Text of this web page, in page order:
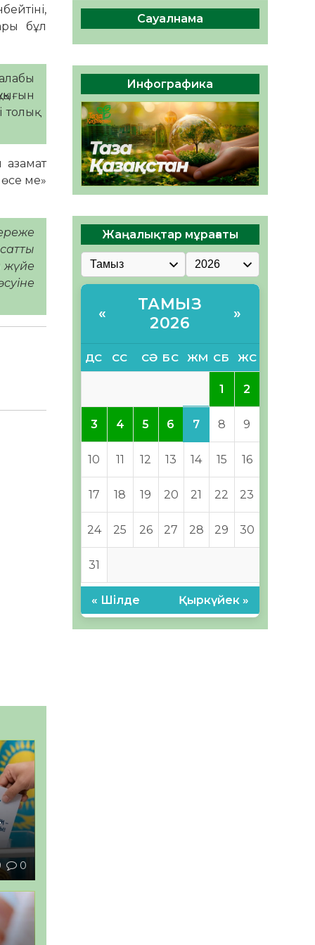
бұл
азамат
ме»
жүйе
0
беруге дайын
ӘРБІР ДАУЫС – ҚОҒАМ
ДАМУЫНА ҚОСЫЛҒАН
ҮЛЕС
05.08.2026
37 0
Сауалнама
Инфографика
Жаңалықтар мұрағаты
«
ТАМЫЗ
2026
»
ДС СС СӘ БС ЖМ СБ ЖС
1 2
3 4 5 6 7 8 9
10 11 12 13 14 15 16
17 18 19 20 21 22 23
24 25 26 27 28 29 30
31
« Шілде Қыркүйек »